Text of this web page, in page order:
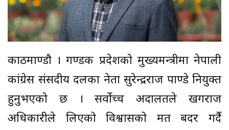
काठमाण्डौ । गण्डकी प्रदेशको मुख्यमन्त्रीमा नेपाली
कांग्रेस संसदीय दलका नेता सुरेन्द्रराज पाण्डे नियुक्त
हुनुभएको छ । सर्वोच्च अदालतले खगराज
अधिकारीले लिएको विश्वासको मत बदर गर्दै